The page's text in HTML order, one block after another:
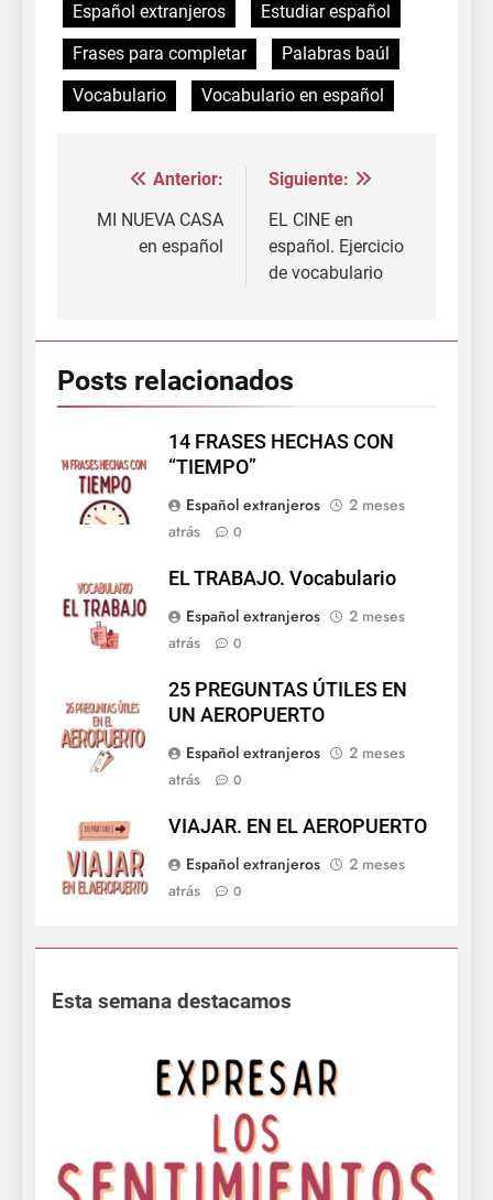
Español extranjeros
Estudiar español
Frases para completar
Palabras baúl
Vocabulario
Vocabulario en español
Navegación
de
entradas
Anterior:
MI NUEVA CASA
en español
Siguiente:
EL CINE en
español. Ejercicio
de vocabulario
Posts relacionados
14 FRASES HECHAS CON
“TIEMPO”
Español extranjeros
2 meses
atrás
0
EL TRABAJO. Vocabulario
Español extranjeros
2 meses
atrás
0
25 PREGUNTAS ÚTILES EN
UN AEROPUERTO
Español extranjeros
2 meses
atrás
0
VIAJAR. EN EL AEROPUERTO
Español extranjeros
2 meses
atrás
0
Esta semana destacamos